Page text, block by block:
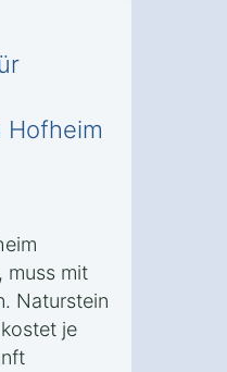
Hofheim
muss mit
Naturstein
je